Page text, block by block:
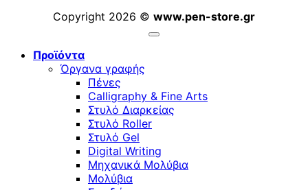
Copyright 2026 © www.pen-store.gr
Προϊόντα
Όργανα γραφής
Πένες
Calligraphy & Fine Arts
Στυλό Διαρκείας
Στυλό Roller
Στυλό Gel
Digital Writing
Μηχανικά Μολύβια
Μολύβια